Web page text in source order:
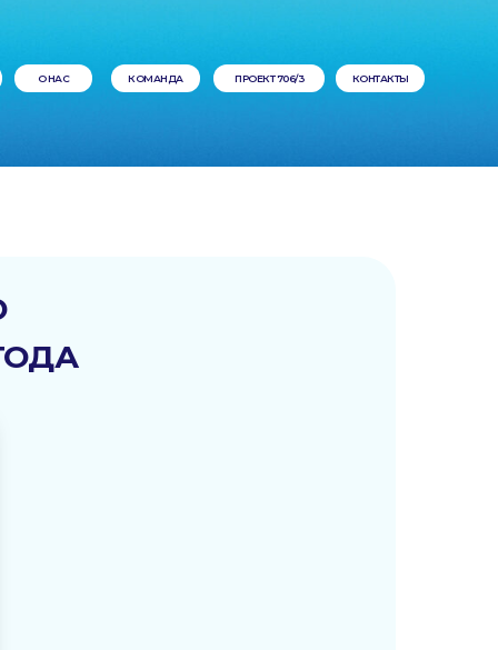
О НАС ПРОЕКТ 706/3
КОМАНДА КОНТАКТЫ